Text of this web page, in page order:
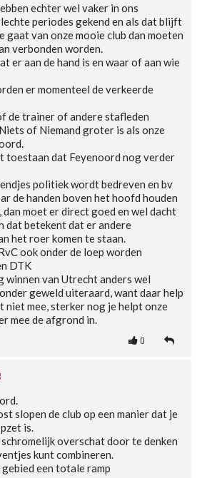
echter wel vaker in ons
periodes gekend en als dat blijft
gaat van onze mooie club dan moeten
verbonden worden.
er aan de hand is en waar of aan wie
er momenteel de verkeerde
de trainer of andere stafleden
of Niemand groter is als onze
toestaan dat Feyenoord nog verder
politiek wordt bedreven en bv
de handen boven het hoofd houden
dan moet er direct goed en wel dacht
dat betekent dat er andere
het roer komen te staan.
ook onder de loep worden
DTK
winnen van Utrecht anders wel
geweld uiteraard, want daar help
niet mee, sterker nog je helpt onze
mee de afgrond in.
0
slopen de club op een manier dat je
is.
overschat door te denken
kunt combineren.
een totale ramp